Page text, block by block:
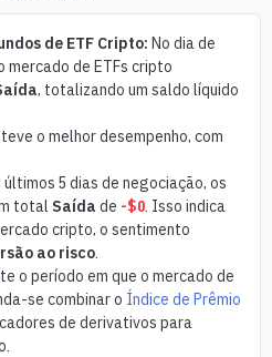
de ETF Cripto: No dia de
mercado de ETFs cripto
, totalizando um saldo líquido
teve o melhor desempenho, com
últimos 5 dias de negociação, os
total Saída de -$0. Isso indica
cripto, o sentimento
ao risco.
o período em que o mercado de
se combinar o Índice de Prêmio
de derivativos para